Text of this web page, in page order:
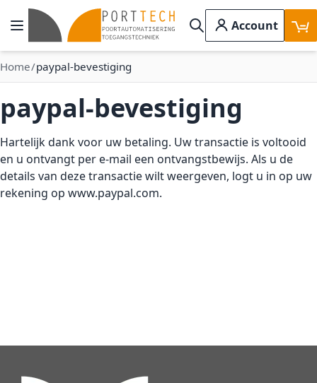
Ga naar de inhoud
Toggle Nav
Search
Account
Home paypal-bevestiging
paypal-bevestiging
Hartelijk dank voor uw betaling. Uw transactie is voltooid
en u ontvangt per e-mail een ontvangstbewijs. Als u de
details van deze transactie wilt weergeven, logt u in op uw
rekening op www.paypal.com.